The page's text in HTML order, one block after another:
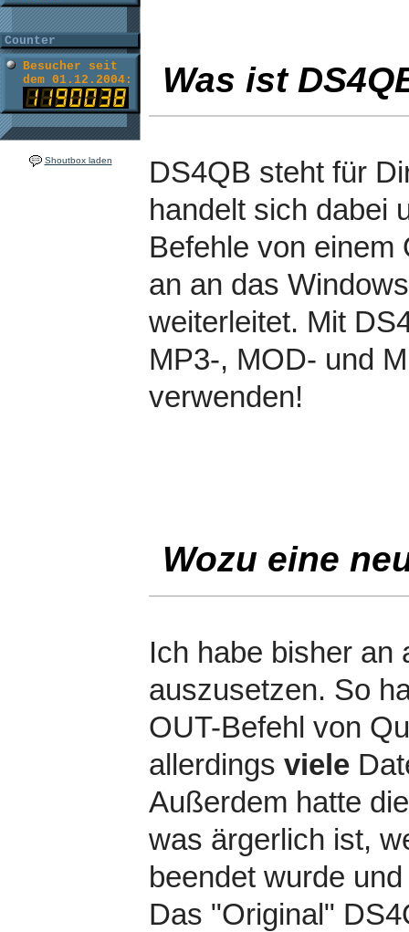
Counter
Besucher seit
dem 01.12.2004:
Shoutbox laden
Was ist
DS4QB steht für
handelt sich dabei
Befehle von einem
an an das
weiterleitet. Mit
MP3-, MOD- und
verwenden!
Wozu eine
Ich habe bisher an
auszusetzen. So
OUT-Befehl von
allerdings viele
Außerdem hatte
was ärgerlich ist,
beendet wurde
Das "Original"